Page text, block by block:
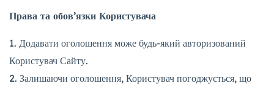
Права та обов’язки Користувача
Додавати оголошення може будь-який авторизований
Користувач Сайту.
Залишаючи оголошення, Користувач погоджується, що